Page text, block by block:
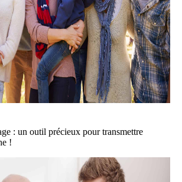
: un outil précieux pour transmettre
!